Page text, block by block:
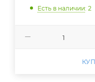
Есть в наличии: 2